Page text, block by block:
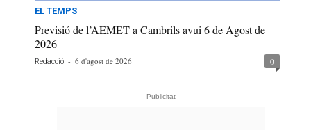
EL TEMPS
Previsió de l’AEMET a Cambrils avui 6 de Agost de
2026
Redacció - 6 d'agost de 2026 0
- Publicitat -